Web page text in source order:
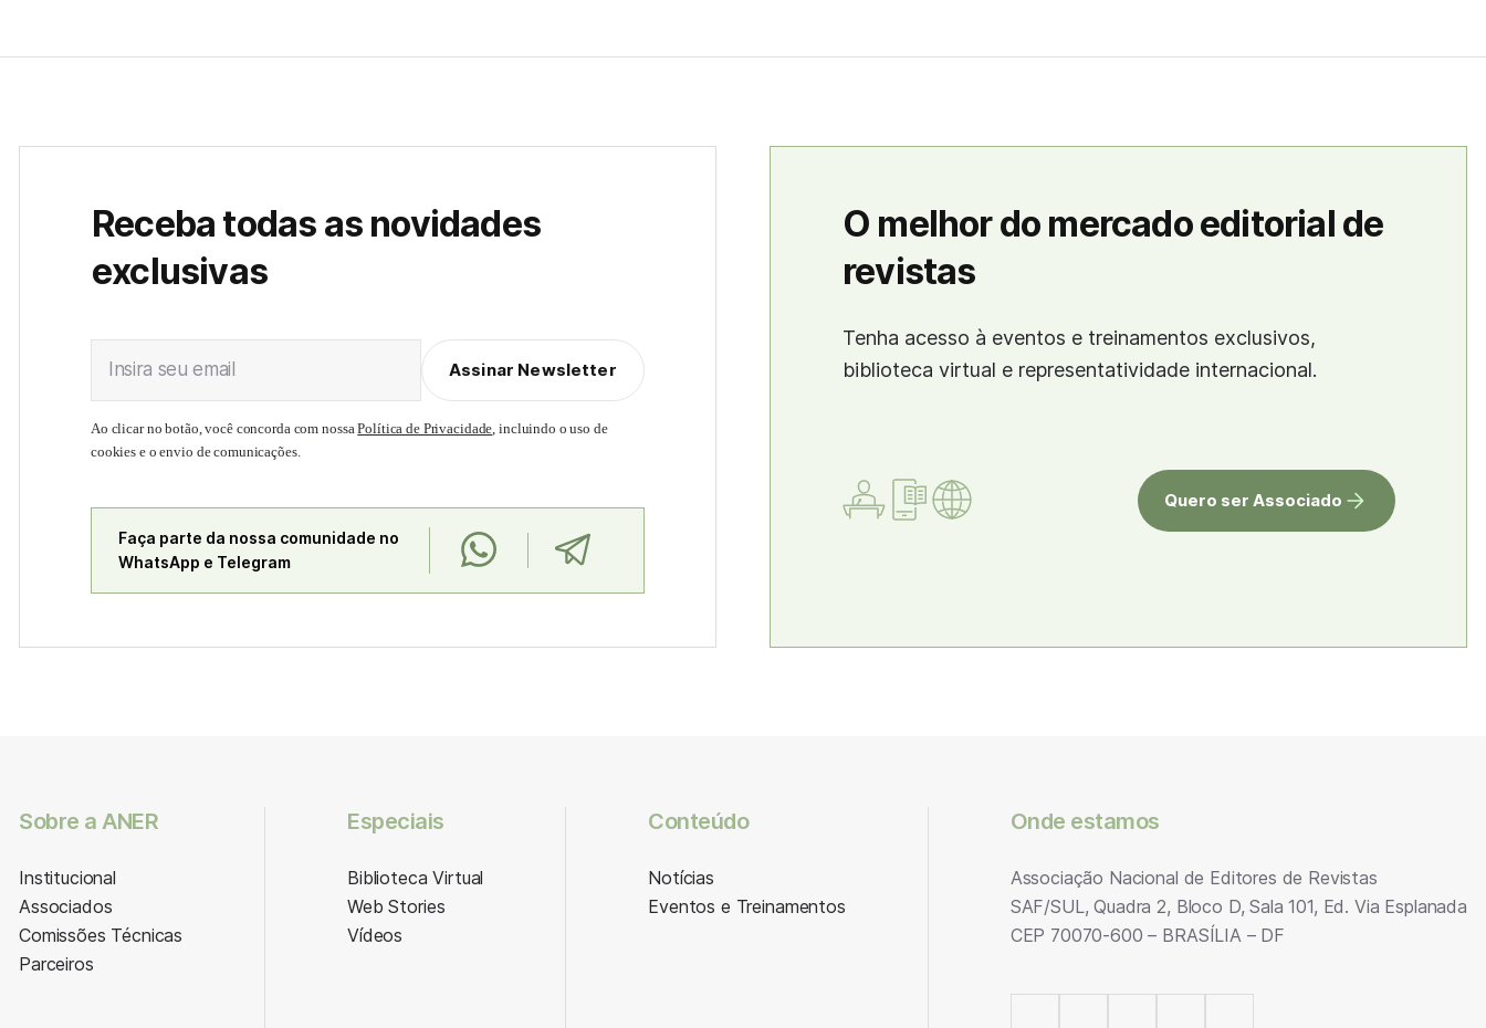
Receba todas as novidades
exclusivas
Insira seu email Assinar Newsletter
Ao clicar no botão, você concorda com nossaPolítica de Privacidade, incluindo o uso de
cookies e o envio de comunicações.
Faça parte da nossa comunidade no
WhatsApp e Telegram
O melhor do mercado editorial de
revistas
Tenha acesso à eventos e treinamentos exclusivos,
biblioteca virtual e representatividade internacional.
Quero ser Associado
Sobre a ANER
Institucional
Associados
Comissões Técnicas
Parceiros
Especiais
Biblioteca Virtual
Web Stories
Vídeos
Conteúdo
Notícias
Eventos e Treinamentos
Onde estamos
Associação Nacional de Editores de Revistas
SAF/SUL, Quadra 2, Bloco D, Sala 101, Ed. Via Esplanada
CEP 70070-600 – BRASÍLIA – DF